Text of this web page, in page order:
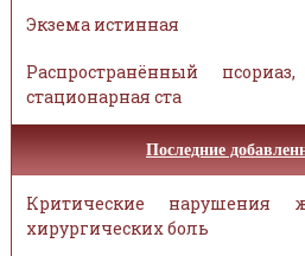
Экзема истинная
Распространённый
стационарная ста
Последние
Критические нарушения
хирургических боль